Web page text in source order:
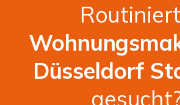
Düsseldorf